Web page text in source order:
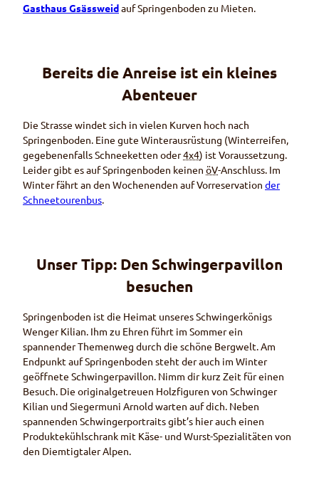
Gasthaus Gsässweidauf Springenboden zu Mieten.
Bereits die Anreise ist ein kleines
Abenteuer
Die Strasse windet sich in vielen Kurven hoch nach
Springenboden. Eine gute Winterausrüstung (Winterreifen,
gegebenenfalls Schneeketten oder4x4) ist Voraussetzung.
Leider gibt es auf Springenboden keinen öV-Anschluss. Im
Winter fährt an den Wochenenden auf Vorreservation der
Schneetourenbus.
Unser Tipp: Den Schwingerpavillon
besuchen
Springenboden ist die Heimat unseres Schwingerkönigs
Wenger Kilian. Ihm zu Ehren führt im Sommer ein
spannender Themenweg durch die schöne Bergwelt. Am
Endpunkt auf Springenboden steht der auch im Winter
geöffnete Schwingerpavillon. Nimm dir kurz Zeit für einen
Besuch. Die originalgetreuen Holzfiguren von Schwinger
Kilian und Siegermuni Arnold warten auf dich. Neben
spannenden Schwingerportraits gibt’s hier auch einen
Produktekühlschrank mit Käse- und Wurst-Spezialitäten von
den Diemtigtaler Alpen.